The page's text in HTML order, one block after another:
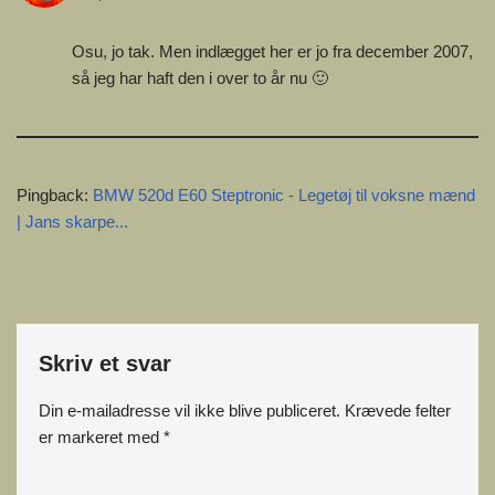
Osu, jo tak. Men indlægget her er jo fra december 2007,
så jeg har haft den i over to år nu 🙂
Pingback: BMW 520d E60 Steptronic - Legetøj til voksne mænd
| Jans skarpe...
Skriv et svar
Din e-mailadresse vil ikke blive publiceret. Krævede felter
er markeret med *